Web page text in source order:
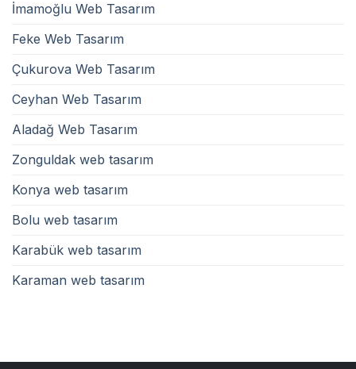
İmamoğlu Web Tasarım
Feke Web Tasarım
Çukurova Web Tasarım
Ceyhan Web Tasarım
Aladağ Web Tasarım
Zonguldak web tasarım
Konya web tasarım
Bolu web tasarım
Karabük web tasarım
Karaman web tasarım